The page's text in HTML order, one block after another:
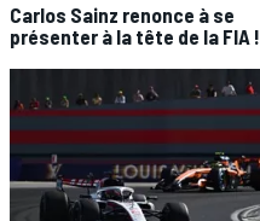
Carlos Sainz renonce à se
présenter à la tête de la FIA !